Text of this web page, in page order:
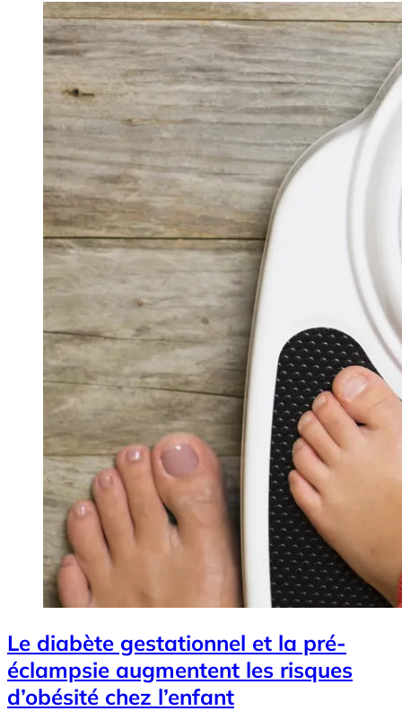
Image
Le diabète gestationnel et la pré-
éclampsie augmentent les risques
d’obésité chez l’enfant